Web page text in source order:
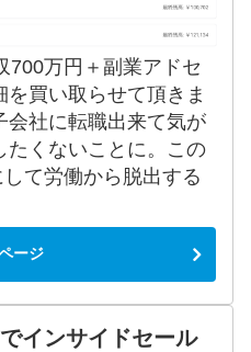
700万円＋副業アドセ
買い取らせて頂きま
会社に転職出来て気が
たくないことに。この
て労働から脱出する
ージ
インサイドセール